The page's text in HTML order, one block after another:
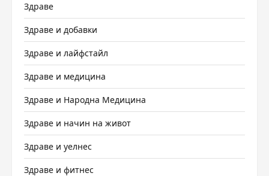
Здраве
Здраве и добавки
Здраве и лайфстайл
Здраве и медицина
Здраве и Народна Медицина
Здраве и начин на живот
Здраве и уелнес
Здраве и фитнес